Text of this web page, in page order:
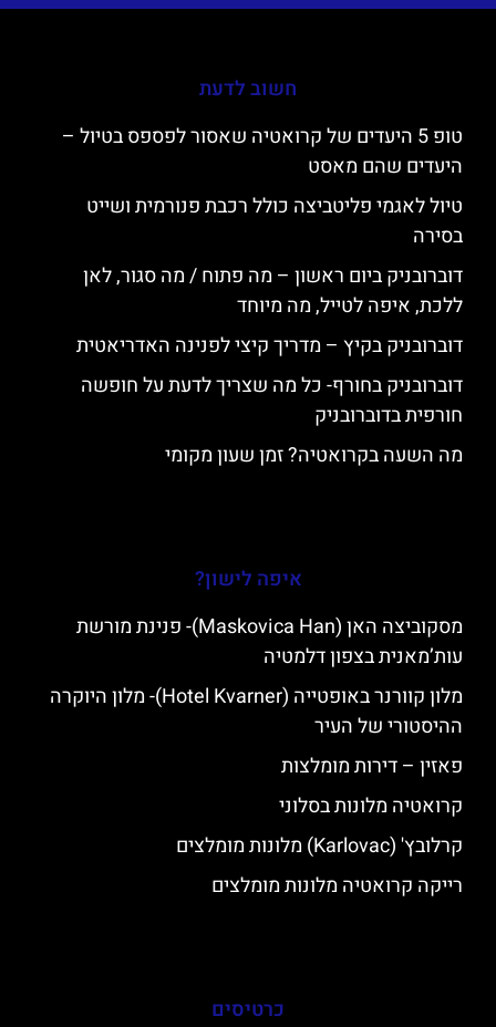
חשוב לדעת
טופ 5 היעדים של קרואטיה שאסור לפספס בטיול –
היעדים שהם מאסט
טיול לאגמי פליטביצה כולל רכבת פנורמית ושייט
בסירה
דוברובניק ביום ראשון – מה פתוח / מה סגור, לאן
ללכת, איפה לטייל, מה מיוחד
דוברובניק בקיץ – מדריך קיצי לפנינה האדריאטית
דוברובניק בחורף- כל מה שצריך לדעת על חופשה
חורפית בדוברובניק
מה השעה בקרואטיה? זמן שעון מקומי
איפה לישון?
מסקוביצה האן (Maskovica Han)- פנינת מורשת
עות’מאנית בצפון דלמטיה
מלון קוורנר באופטייה (Hotel Kvarner)- מלון היוקרה
ההיסטורי של העיר
פאזין – דירות מומלצות
קרואטיה מלונות בסלוני
קרלובץ' (Karlovac) מלונות מומלצים
רייקה קרואטיה מלונות מומלצים
כרטיסים